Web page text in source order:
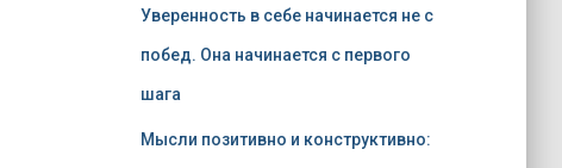
Уверенность в себе начинается не с
побед. Она начинается с первого
шага
Мысли позитивно и конструктивно: